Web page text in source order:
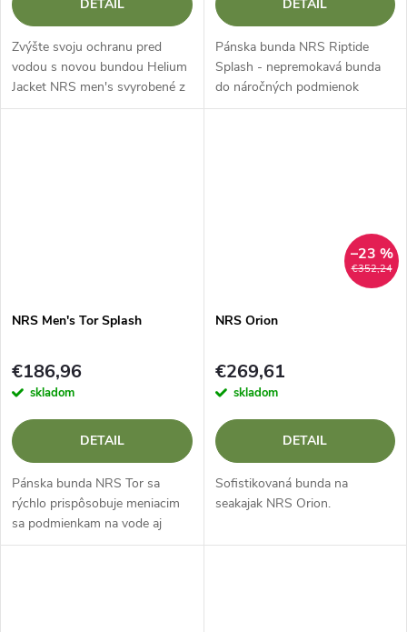
DETAIL
Zvýšte svoju ochranu pred
vodou s novou bundou Helium
Jacket NRS men's svyrobené z
nepremokavej, priedušnej
DETAIL
Pánska bunda NRS Riptide
Splash - nepremokavá bunda
do náročných podmienok
Pánska bunda Riptide Splash
NRS Men's Tor Splash
€186,96
skladom
DETAIL
Pánska bunda NRS Tor sa
rýchlo prispôsobuje meniacim
sa podmienkam na vode aj
mimo nej. Je nnepremokavá a
€352,24
–23 %
NRS Orion
€269,61
skladom
DETAIL
Sofistikovaná bunda na
seakajak NRS Orion.